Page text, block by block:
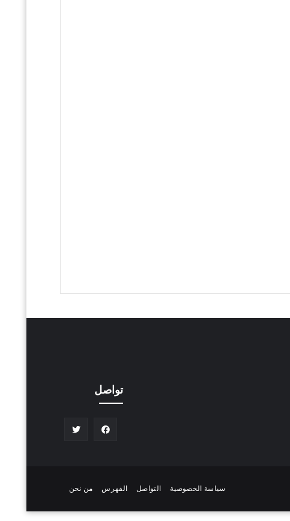
تواصل
سياسة الخصوصية التواصل الفهرس من نحن